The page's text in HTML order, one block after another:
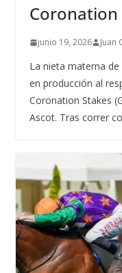
Coronation
junio 19, 2026 Juan
La nieta materna de
en producción al
Coronation Stakes
Ascot. Tras correr